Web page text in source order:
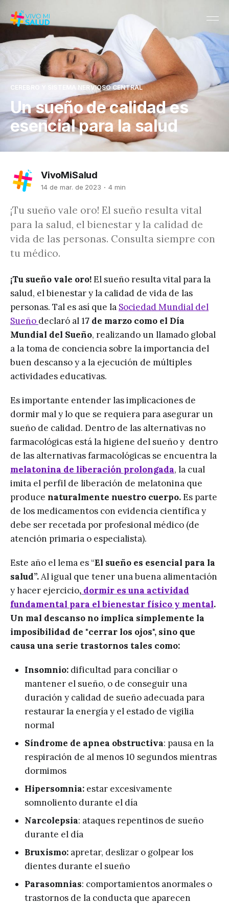
CEREBRO Y SISTEMA NERVIOSO CENTRAL
Un sueño de calidad es
esencial para la salud
VivoMiSalud
14 de mar. de 2023 4 min
¡Tu sueño vale oro! El sueño resulta vital
para la salud, el bienestar y la calidad de
vida de las personas. Consulta siempre con
tu médico.
¡Tu sueño vale oro!El sueño resulta vital para la
salud, el bienestar y la calidad de vida de las
personas. Tal es así que la Sociedad Mundial del
Sueño declaró al 17 de marzo como el Día
Mundial del Sueño, realizando un llamado global
a la toma de conciencia sobre la importancia del
buen descanso y a la ejecución de múltiples
actividades educativas.
Es importante entender las implicaciones de
dormir mal y lo que se requiera para asegurar un
sueño de calidad. Dentro de las alternativas no
farmacológicas está la higiene del sueño y dentro
de las alternativas farmacológicas se encuentra la
melatonina de liberación prolongada, la cual
imita el perfil de liberación de melatonina que
produce naturalmente nuestro cuerpo.Es parte
de los medicamentos con evidencia científica y
debe ser recetada por profesional médico (de
atención primaria o especialista).
Este año el lema es “El sueño es esencial para la
salud”.Al igual que tener una buena alimentación
y hacer ejercicio, dormir es una actividad
fundamental para el bienestar físico y mental.
Un mal descanso no implica simplemente la
imposibilidad de "cerrar los ojos", sino que
causa una serie trastornos tales como:
Insomnio: dificultad para conciliar o
mantener el sueño, o de conseguir una
duración y calidad de sueño adecuada para
restaurar la energía y el estado de vigilia
normal
Síndrome de apnea obstructiva: pausa en la
respiración de al menos 10 segundos mientras
dormimos
Hipersomnia: estar excesivamente
somnoliento durante el día
Narcolepsia: ataques repentinos de sueño
durante el día
Bruxismo: apretar, deslizar o golpear los
dientes durante el sueño
Parasomnias: comportamientos anormales o
trastornos de la conducta que aparecen